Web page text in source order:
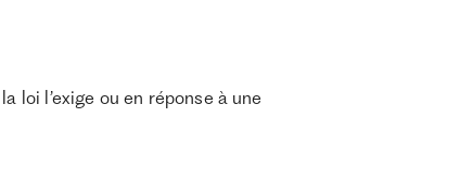
loi l’exige ou en réponse à une